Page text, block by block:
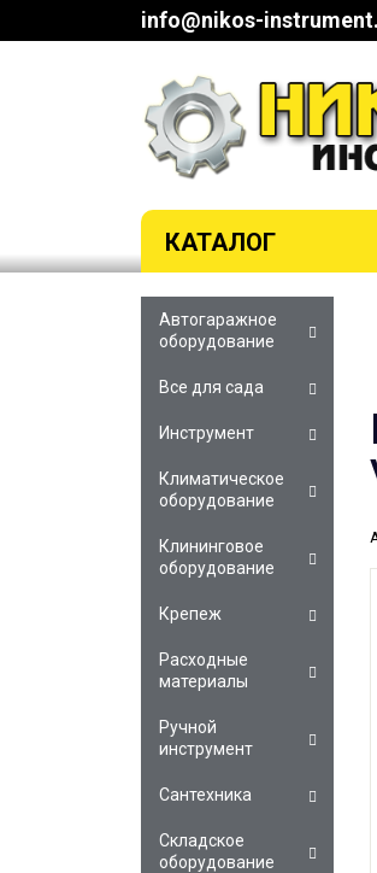
info@nikos-
КАТАЛОГ
Автогаражное
оборудование
Все для сада
Инструмент
Климатическое
оборудование
Клининговое
оборудование
Крепеж
Расходные
материалы
Ручной
инструмент
Сантехника
Складское
оборудование